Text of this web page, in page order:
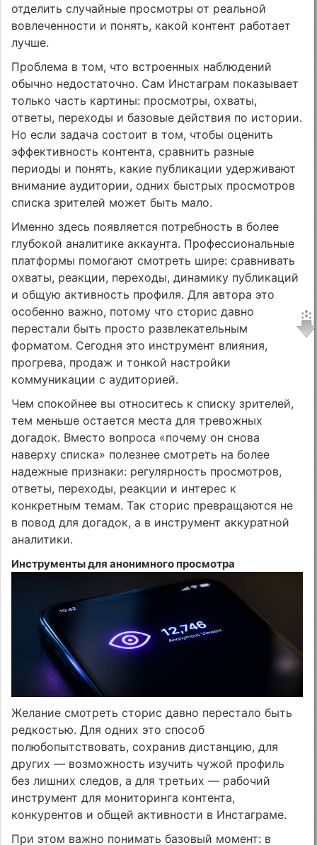
отделить случайные просмотры от реальной
вовлеченности и понять, какой контент работает
лучше.
Проблема в том, что встроенных наблюдений
обычно недостаточно. Сам Инстаграм показывает
только часть картины: просмотры, охваты,
ответы, переходы и базовые действия по истории.
Но если задача состоит в том, чтобы оценить
эффективность контента, сравнить разные
периоды и понять, какие публикации удерживают
внимание аудитории, одних быстрых просмотров
списка зрителей может быть мало.
Именно здесь появляется потребность в более
глубокой аналитике аккаунта. Профессиональные
платформы помогают смотреть шире: сравнивать
охваты, реакции, переходы, динамику публикаций
и общую активность профиля. Для автора это
особенно важно, потому что сторис давно
перестали быть просто развлекательным
форматом. Сегодня это инструмент влияния,
прогрева, продаж и тонкой настройки
коммуникации с аудиторией.
Чем спокойнее вы относитесь к списку зрителей,
тем меньше остается места для тревожных
догадок. Вместо вопроса «почему он снова
наверху списка» полезнее смотреть на более
надежные признаки: регулярность просмотров,
ответы, переходы, реакции и интерес к
конкретным темам. Так сторис превращаются не
в повод для догадок, а в инструмент аккуратной
аналитики.
Инструменты для анонимного просмотра
Желание смотреть сторис давно перестало быть
редкостью. Для одних это способ
полюбопытствовать, сохранив дистанцию, для
других — возможность изучить чужой профиль
без лишних следов, а для третьих — рабочий
инструмент для мониторинга контента,
конкурентов и общей активности в Инстаграме.
При этом важно понимать базовый момент: в